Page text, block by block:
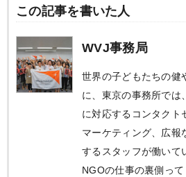
この記事を書いた人
WVJ事務局
世界の子どもたちの健
に、東京の事務所では
に対応するコンタクト
マーケティング、広報
するスタッフが働いて
NGOの仕事の裏側っ